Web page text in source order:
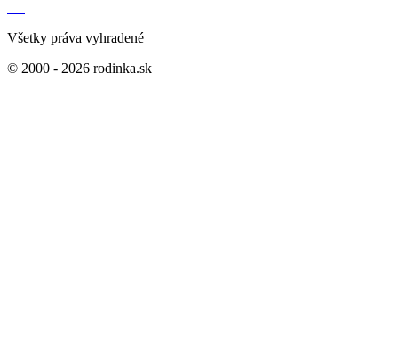
Všetky práva vyhradené
© 2000 - 2026 rodinka.sk